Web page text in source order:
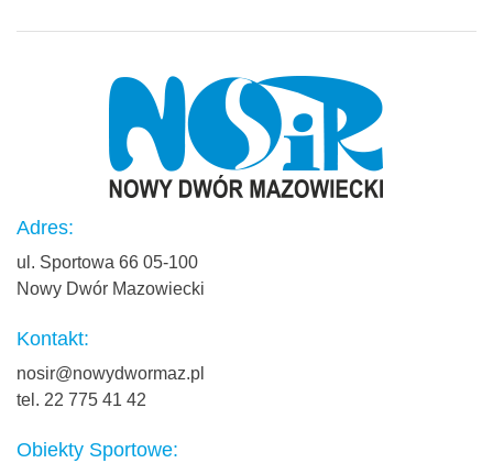
Adres:
ul. Sportowa 66 05-100
Nowy Dwór Mazowiecki
Kontakt:
nosir@nowydwormaz.pl
tel. 22 775 41 42
Obiekty Sportowe: